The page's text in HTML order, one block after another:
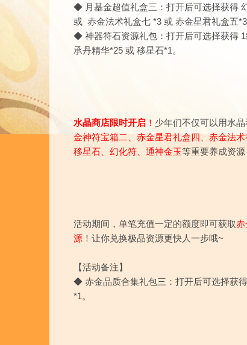
◆ 月基金超值礼盒三 ： 打开后可选择获得
或 赤金法术礼盒七 *3 或 赤金星君礼盒五*3
◆ 神器符石资源礼包：打开后可选择获得
承丹精华*25 或 移星石*1。
水晶商店限时开启 ！ 少年们不仅可以用水晶
金神符宝箱二、赤金星君礼盒四、赤金法
移星石、幻化符、通神金玉等重要养成资源
活动期间，单笔充值一定的额度即可获取赤
源 ！让你兑换极品资源更快人一步哦~
【活动备注】
◆ 赤金品质合集礼包三：打开后可选择获
*1。